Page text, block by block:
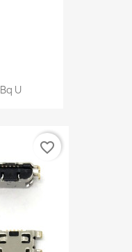
U
favorite_border